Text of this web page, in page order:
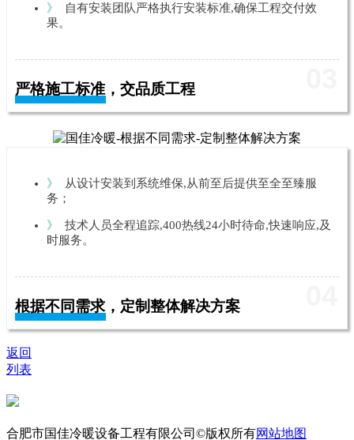
》
自有安装团队严格执行安装标准,确保工程交付效
果。
严格施工标准，交品质工程
》
从设计安装到系统维保,从前至后提供至全至臻服
务；
》
技术人员全程追踪,400热线24小时待命,快速响应,及
时服务。
根据不同需求，定制整体解决方案
返回
列表
合肥市国佳冷暖设备工程有限公司©版权所有网站地图